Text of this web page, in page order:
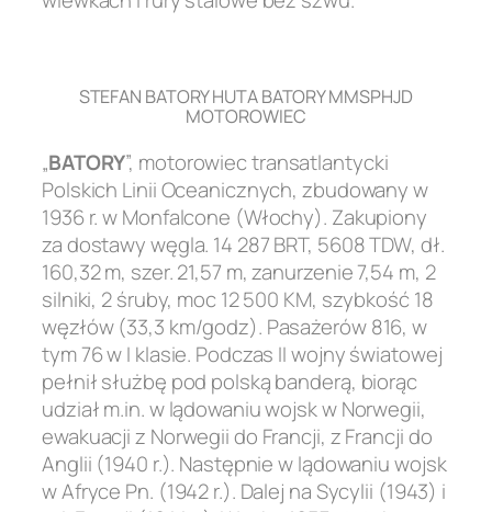
STEFAN BATORY HUTA BATORY MMSPHJD
MOTOROWIEC
„BATORY”, motorowiec transatlantycki
Polskich Linii Oceanicznych, zbudowany w
1936 r. w Monfalcone (Włochy). Zakupiony
za dostawy węgla. 14 287 BRT, 5608 TDW, dł.
160,32 m, szer. 21,57 m, zanurzenie 7,54 m, 2
silniki, 2 śruby, moc 12 500 KM, szybkość 18
węzłów (33,3 km/godz). Pasażerów 816, w
tym 76 w I klasie. Podczas II wojny światowej
pełnił służbę pod polską banderą, biorąc
udział m.in. w lądowaniu wojsk w Norwegii,
ewakuacji z Norwegii do Francji, z Francji do
Anglii (1940 r.). Następnie w lądowaniu wojsk
w Afryce Pn. (1942 r.). Dalej na Sycylii (1943) i